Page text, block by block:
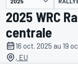
présenté par
2025 WRC
centrale
16 oct. 2025 au 19
, EU